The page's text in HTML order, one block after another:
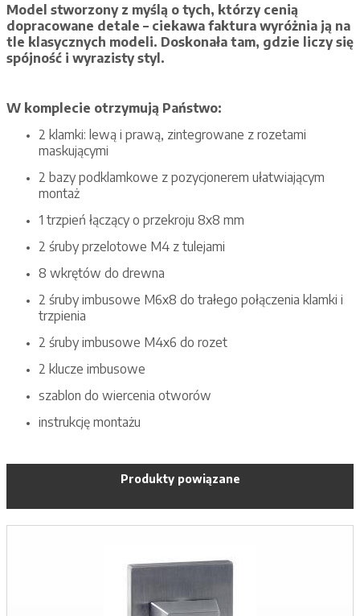
Model stworzony z myślą o tych, którzy cenią
dopracowane detale – ciekawa faktura wyróżnia ją na
tle klasycznych modeli. Doskonała tam, gdzie liczy się
spójność i wyrazisty styl.
W komplecie otrzymują Państwo:
2 klamki: lewą i prawą, zintegrowane z rozetami
maskującymi
2 bazy podklamkowe z pozycjonerem ułatwiającym
montaż
1 trzpień łączący o przekroju 8x8 mm
2 śruby przelotowe M4 z tulejami
8 wkrętów do drewna
2 śruby imbusowe M6x8 do trałego połączenia klamki i
trzpienia
2 śruby imbusowe M4x6 do rozet
2 klucze imbusowe
szablon do wiercenia otworów
instrukcję montażu
Produkty powiązane